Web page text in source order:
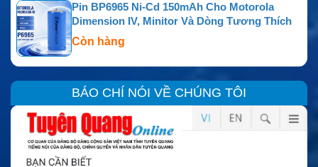
Pin BP6965 Ni-Cd 150mAh Cho Motorola
Dimension IV, Minitor Và Dòng Tương Thích
Còn hàng
BÁO CHÍ NÓI VỀ CHÚNG TÔI